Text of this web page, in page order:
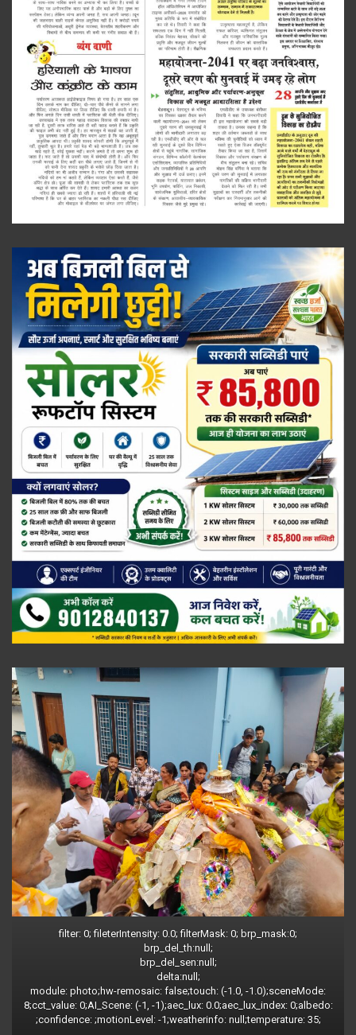
filter: 0; fileterIntensity: 0.0; filterMask: 0; brp_mask:0;
brp_del_th:null;
brp_del_sen:null;
delta:null;
module: photo;hw-remosaic: false;touch: (-1.0, -1.0);sceneMode:
8;cct_value: 0;AI_Scene: (-1, -1);aec_lux: 0.0;aec_lux_index: 0;albedo:
;confidence: ;motionLevel: -1;weatherinfo: null;temperature: 35;